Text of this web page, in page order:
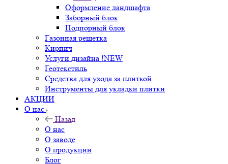
Оформление ландшафта
Заборный блок
Подпорный блок
Газонная решетка
Кирпич
Услуги дизайна !NEW
Геотекстиль
Средства для ухода за плиткой
Инструменты для укладки плитки
АКЦИИ
О нас
Назад
О нас
О заводе
О продукции
Блог